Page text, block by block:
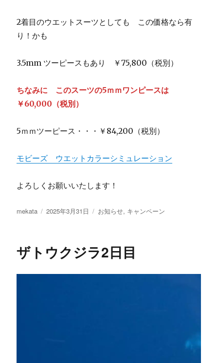
2着目のウエットスーツとしても この価格なら有
り！かも
3.5mm ツーピースもあり ￥75,800（税別）
ちなみに このスーツの5ｍｍワンピースは
￥60,000（税別）
5ｍｍツーピース・・・￥84,200（税別）
モビーズ ウエットカラーシミュレーション
よろしくお願いいたします！
投
mekata
投
2025年3月31日
カ
ー
お知らせ, キャンペーン
ザトウクジラ2日目